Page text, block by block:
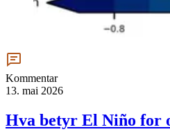
Kommentar
13. mai 2026
Hva betyr El Niño for